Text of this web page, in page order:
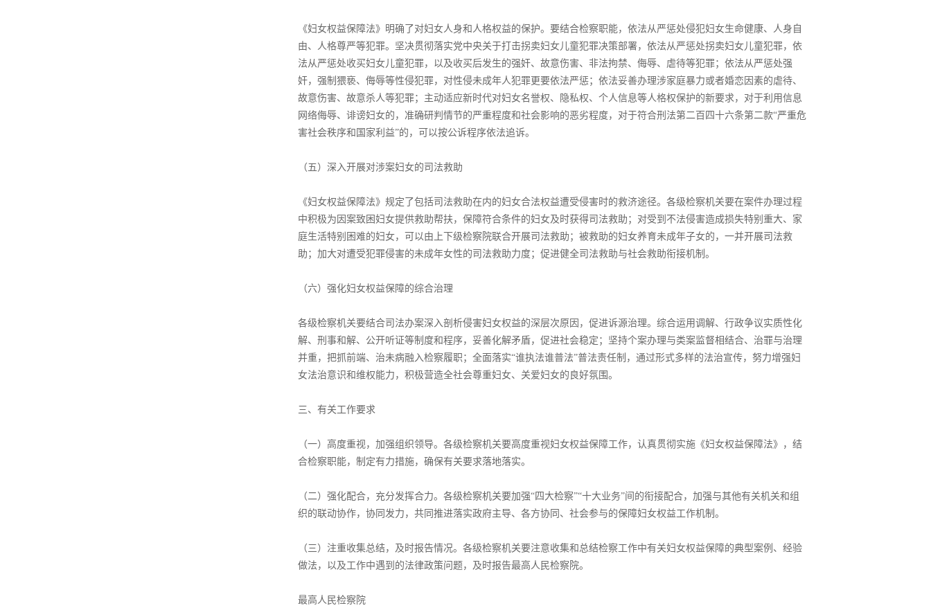
《妇女权益保障法》明确了对妇女人身和人格权益的保护。要结合检察职能，依法从严惩处侵犯妇女生命健康、人身自
由、人格尊严等犯罪。坚决贯彻落实党中央关于打击拐卖妇女儿童犯罪决策部署，依法从严惩处拐卖妇女儿童犯罪，依
法从严惩处收买妇女儿童犯罪，以及收买后发生的强奸、故意伤害、非法拘禁、侮辱、虐待等犯罪；依法从严惩处强
奸，强制猥亵、侮辱等性侵犯罪，对性侵未成年人犯罪更要依法严惩；依法妥善办理涉家庭暴力或者婚恋因素的虐待、
故意伤害、故意杀人等犯罪；主动适应新时代对妇女名誉权、隐私权、个人信息等人格权保护的新要求，对于利用信息
网络侮辱、诽谤妇女的，准确研判情节的严重程度和社会影响的恶劣程度，对于符合刑法第二百四十六条第二款“严重危
害社会秩序和国家利益”的，可以按公诉程序依法追诉。
（五）深入开展对涉案妇女的司法救助
《妇女权益保障法》规定了包括司法救助在内的妇女合法权益遭受侵害时的救济途径。各级检察机关要在案件办理过程
中积极为因案致困妇女提供救助帮扶，保障符合条件的妇女及时获得司法救助；对受到不法侵害造成损失特别重大、家
庭生活特别困难的妇女，可以由上下级检察院联合开展司法救助；被救助的妇女养育未成年子女的，一并开展司法救
助；加大对遭受犯罪侵害的未成年女性的司法救助力度；促进健全司法救助与社会救助衔接机制。
（六）强化妇女权益保障的综合治理
各级检察机关要结合司法办案深入剖析侵害妇女权益的深层次原因，促进诉源治理。综合运用调解、行政争议实质性化
解、刑事和解、公开听证等制度和程序，妥善化解矛盾，促进社会稳定；坚持个案办理与类案监督相结合、治罪与治理
并重，把抓前端、治未病融入检察履职；全面落实“谁执法谁普法”普法责任制，通过形式多样的法治宣传，努力增强妇
女法治意识和维权能力，积极营造全社会尊重妇女、关爱妇女的良好氛围。
三、有关工作要求
（一）高度重视，加强组织领导。各级检察机关要高度重视妇女权益保障工作，认真贯彻实施《妇女权益保障法》，结
合检察职能，制定有力措施，确保有关要求落地落实。
（二）强化配合，充分发挥合力。各级检察机关要加强“四大检察”“十大业务”间的衔接配合，加强与其他有关机关和组
织的联动协作，协同发力，共同推进落实政府主导、各方协同、社会参与的保障妇女权益工作机制。
（三）注重收集总结，及时报告情况。各级检察机关要注意收集和总结检察工作中有关妇女权益保障的典型案例、经验
做法，以及工作中遇到的法律政策问题，及时报告最高人民检察院。
最高人民检察院